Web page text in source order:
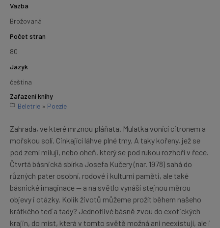
Vazba
Brožovaná
Počet stran
80
Jazyk
čeština
Zařazení knihy
Beletrie » Poezie
Zahrada, ve které mrznou pláňata. Mulatka vonící citronem a
mořskou solí. Cinkající láhve plné tmy. A taky kořeny, jež se
pod zemí milují, nebo oheň, který se pod rukou rozhoří v řece.
Čtvrtá básnická sbírka Josefa Kučery (nar. 1978) sahá do
různých pater osobní, rodové i kulturní paměti, ale také
básnické imaginace — a na světlo vynáší stejnou měrou
objevy i otázky. Kolik životů můžeme prožít během našeho
krátkého teď a tady? Jednotlivé básně zvou do exotických
krajin, do míst, která v tomto světě možná ani neexistují, ale i